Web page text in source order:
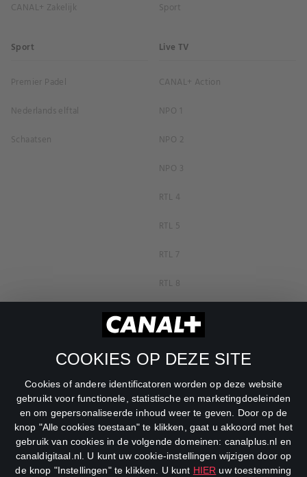
COOKIES OP DEZE SITE
Cookies of andere identificatoren worden op deze website
gebruikt voor functionele, statistische en marketingdoeleinden
en om gepersonaliseerde inhoud weer te geven. Door op de
knop "Alle cookies toestaan" te klikken, gaat u akkoord met het
gebruik van cookies in de volgende domeinen: canalplus.nl en
canaldigitaal.nl. U kunt uw cookie-instellingen wijzigen door op
de knop "Instellingen" te klikken. U kunt HIER uw toestemming
CANAL+ Zakelijk
Sport
Sport
Premier Padel
Nederlands elftal
Schaatsen
Live TV
CANAL+ Action
NPO 1
NPO 2
NPO 3
RTL 4
RTL 5
RTL 7
RTL 8
RTL Z
SBS6
Veronica
DreamWorks Channel